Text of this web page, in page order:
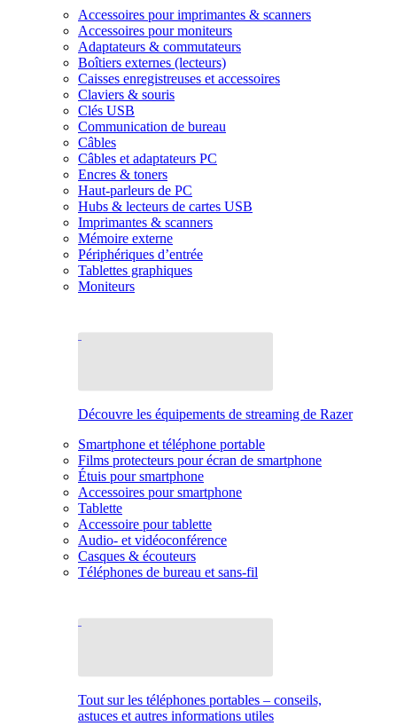
Accessoires pour imprimantes & scanners
Accessoires pour moniteurs
Adaptateurs & commutateurs
Boîtiers externes (lecteurs)
Caisses enregistreuses et accessoires
Claviers & souris
Clés USB
Communication de bureau
Câbles
Câbles et adaptateurs PC
Encres & toners
Haut-parleurs de PC
Hubs & lecteurs de cartes USB
Imprimantes & scanners
Mémoire externe
Périphériques d’entrée
Tablettes graphiques
Moniteurs
Découvre les équipements de streaming de Razer
Smartphone et téléphone portable
Films protecteurs pour écran de smartphone
Étuis pour smartphone
Accessoires pour smartphone
Tablette
Accessoire pour tablette
Audio- et vidéoconférence
Casques & écouteurs
Téléphones de bureau et sans-fil
Tout sur les téléphones portables – conseils,
astuces et autres informations utiles